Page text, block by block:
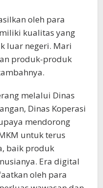
oleh para
kualitas yang
luar negeri. Mari
produk-produk
melalui Dinas
Dinas Koperasi
mendorong
untuk terus
baik produk
Era digital
oleh para